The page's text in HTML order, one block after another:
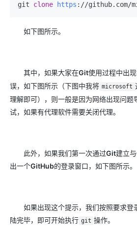
git clone https
如下图所示。
其中，如果大家在Git使用过程中出
误，如下图所示（下图中我将 microsoft
理解即可），则一般是因为网络出现问题
试，如果有代理软件需要关闭代理。
此外，如果我们第一次通过Git建立与
出一个GitHub的登录窗口，如下图所示。
如果出现这个提示，我们按照要求登
陆完毕，即可开始执行 git 操作。